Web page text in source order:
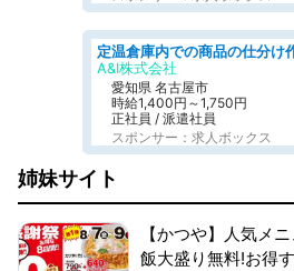
定温倉庫内での商品の仕分け
A&I株式会社
愛知県 名古屋市
時給1,400円～1,750円
正社員 / 派遣社員
スポンサー：求人ボックス
姉妹サイト
【かつや】人気メ
飯大盛り無料!お得